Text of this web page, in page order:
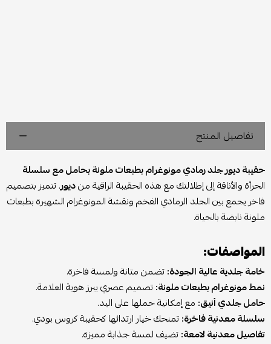
تفاصيل المنتج
حقيبة ديور جلد رمادي مونوغرام بطبعات ملونة بحامل مع سلسلة
الجرأة والأناقة إلى إطلالتك مع هذه الحقيبة الراقية منديور. تتميز بتصميم
فاخر يجمع بين الجلد الرمادي الفخم ونقشة المونوغرام الشهيرة بطبعات
ملونة نابضة بالحياة.
المواصفات:
خامة جلدية عالية الجودة:تضمن متانة ولمسة فاخرة.
نمط مونوغرام بطبعات ملونة:تصميم عصري يبرز هوية العلامة.
حامل جلدي أنيق: مع إمكانية حملها على اليد.
سلسلة معدنية فاخرة:تمنحك خيار ارتدائها كحقيبة كروس بودي.
تفاصيل معدنية لامعة:تضيف لمسة جذابة مميزة.